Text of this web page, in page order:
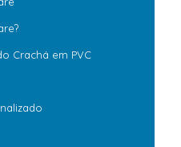
Crachá em PVC